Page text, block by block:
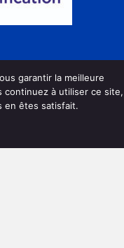
garantir la meilleure
continuez à utiliser ce site,
en êtes satisfait.